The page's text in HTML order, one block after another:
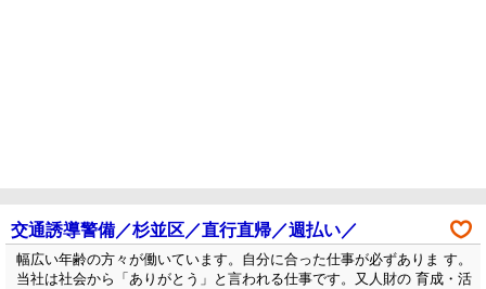
交通誘導警備／杉並区／直行直帰／週払い／
幅広い年齢の方々が働いています。自分に合った仕事が必ずありま す。
当社は社会から「ありがとう」と言われる仕事です。又人財の 育成・活